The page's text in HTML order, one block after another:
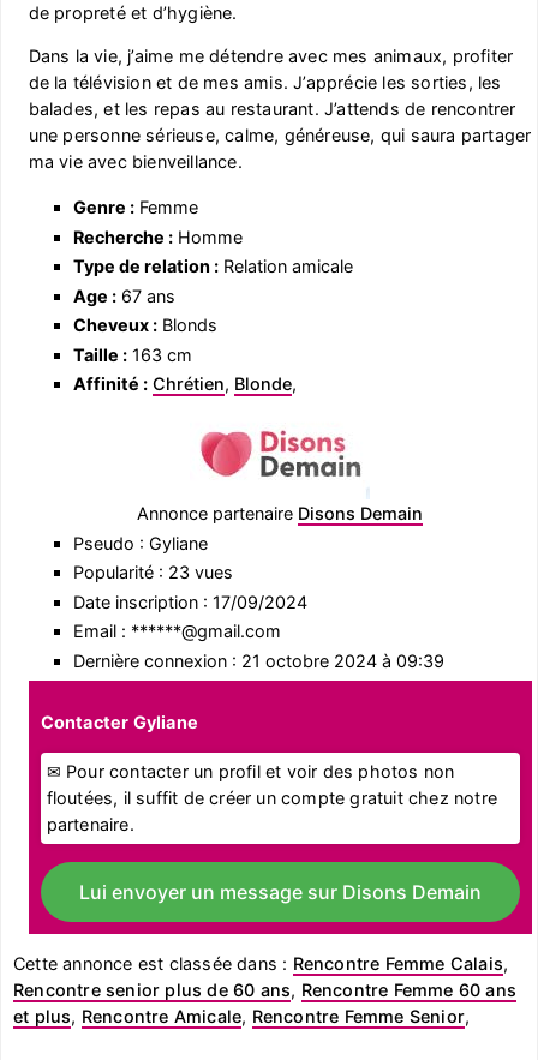
de propreté et d’hygiène.
Dans la vie, j’aime me détendre avec mes animaux, profiter
de la télévision et de mes amis. J’apprécie les sorties, les
balades, et les repas au restaurant. J’attends de rencontrer
une personne sérieuse, calme, généreuse, qui saura partager
ma vie avec bienveillance.
Genre :Femme
Recherche :Homme
Type de relation :Relation amicale
Age :67 ans
Cheveux :Blonds
Taille :163 cm
Affinité : Chrétien, Blonde,
Annonce partenaire Disons Demain
Pseudo : Gyliane
Popularité : 23 vues
Date inscription : 17/09/2024
Email : ******@gmail.com
Dernière connexion : 21 octobre 2024 à 09:39
Contacter Gyliane
✉ Pour contacter un profil et voir des photos non
floutées, il suffit de créer un compte gratuit chez notre
partenaire.
Lui envoyer un message sur Disons Demain
Cette annonce est classée dans : Rencontre Femme Calais,
Rencontre senior plus de 60 ans, Rencontre Femme 60 ans
et plus, Rencontre Amicale, Rencontre Femme Senior,